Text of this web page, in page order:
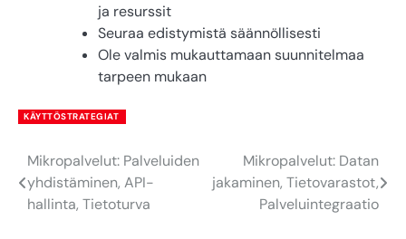
ja resurssit
Seuraa edistymistä säännöllisesti
Ole valmis mukauttamaan suunnitelmaa
tarpeen mukaan
KÄYTTÖSTRATEGIAT
Post
navigation
Mikropalvelut: Palveluiden
yhdistäminen, API-
hallinta, Tietoturva
Mikropalvelut: Datan
jakaminen, Tietovarastot,
Palveluintegraatio